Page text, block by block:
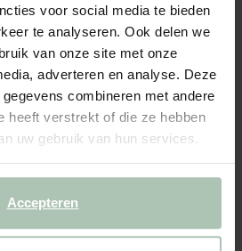
voor social media te bieden
te analyseren. Ook delen we
van onze site met onze
adverteren en analyse. Deze
combineren met andere
heeft verstrekt of die ze hebben
uw gebruik van hun services.
Accepteren
+5
IN WINKELMAND